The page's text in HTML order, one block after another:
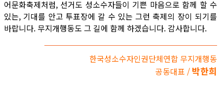
어문화축제처럼, 선거도 성소수자들이 기쁜 마음으로 함께 할 수
있는, 기대를 안고 투표장에 갈 수 있는 그런 축제의 장이 되기를
바랍니다. 무지개행동도 그 길에 함께 하겠습니다. 감사합니다.
한국성소수자인권단체연합 무지개행동
공동대표 / 박한희